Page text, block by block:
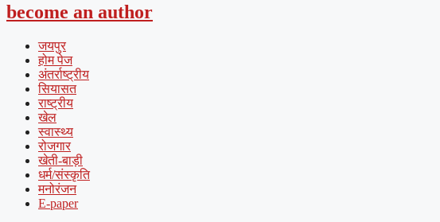
become an author
जयपुर
होम पेज
अंतर्राष्ट्रीय
सियासत
राष्ट्रीय
खेल
स्वास्थ्य
रोजगार
खेती-बाड़ी
धर्म/संस्कृति
मनोरंजन
E-paper